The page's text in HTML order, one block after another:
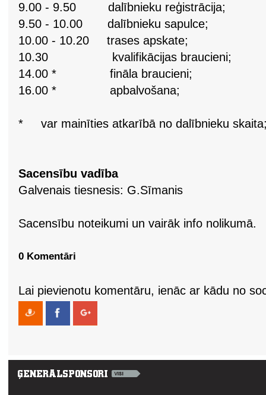
9.00 - 9.50 dalībnieku reģistrācija;
9.50 - 10.00 dalībnieku sapulce;
10.00 - 10.20 trases apskate;
10.30 kvalifikācijas braucieni;
14.00 * fināla braucieni;
16.00 * apbalvošana;
* var mainīties atkarībā no dalībnieku
Sacensību vadība
Galvenais tiesnesis: G.Sīmanis
Sacensību noteikumi un vairāk info nolikumā.
0 Komentāri
Lai pievienotu komentāru, ienāc ar kādu no